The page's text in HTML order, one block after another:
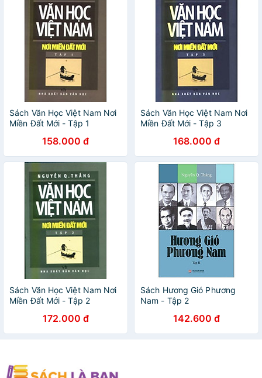
Sách Văn Học Việt Nam Nơi
Miền Đất Mới - Tập 1
158.000 đ
Sách Văn Học Việt Nam Nơi
Miền Đất Mới - Tập 3
168.000 đ
Sách Văn Học Việt Nam Nơi
Miền Đất Mới - Tập 2
172.000 đ
Sách Hương Gió Phương
Nam - Tập 2
142.600 đ